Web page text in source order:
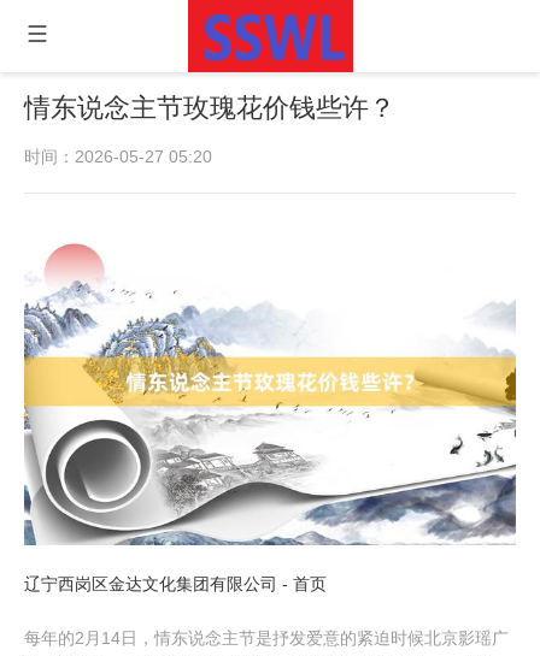
情东说念主节玫瑰花价钱些许？
时间：2026-05-27 05:20
辽宁西岗区金达文化集团有限公司 - 首页
每年的2月14日，情东说念主节是抒发爱意的紧迫时候北京影瑶广